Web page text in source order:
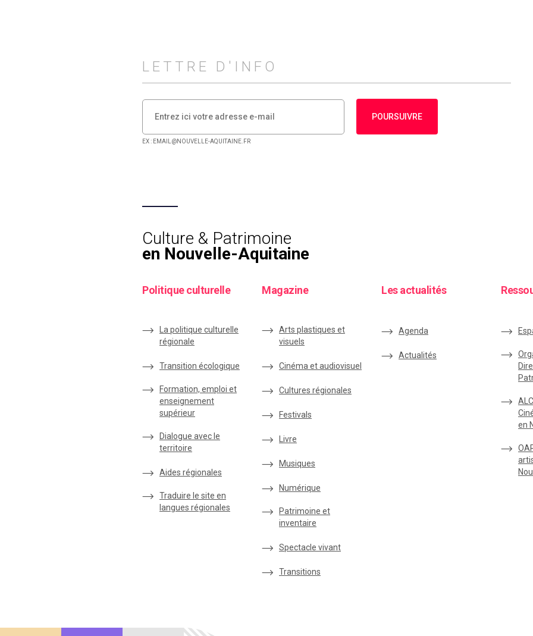
LETTRE D'INFO
POURSUIVRE
EX : EMAIL@NOUVELLE-AQUITAINE.FR
Culture & Patrimoine
en Nouvelle-Aquitaine
Politique culturelle
La politique culturelle
régionale
Transition écologique
Formation, emploi et
enseignement
supérieur
Dialogue avec le
territoire
Aides régionales
Traduire le site en
langues régionales
Magazine
Arts plastiques et
visuels
Cinéma et audiovisuel
Cultures régionales
Festivals
Livre
Musiques
Numérique
Patrimoine et
inventaire
Spectacle vivant
Transitions
Les actualités
Agenda
Actualités
en